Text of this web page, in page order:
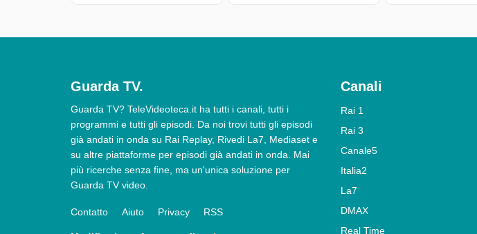
Guarda TV.
Guarda TV? TeleVideoteca.it ha tutti i canali, tutti i
programmi e tutti gli episodi. Da noi trovi tutti gli episodi
già andati in onda su Rai Replay, Rivedi La7, Mediaset e
su altre piattaforme per episodi già andati in onda. Mai
più ricerche senza fine, ma un'unica soluzione per
Guarda TV video.
Contatto Aiuto Privacy RSS
Canali
Rai 1
Rai 3
Canale5
Italia2
La7
DMAX
Real Time